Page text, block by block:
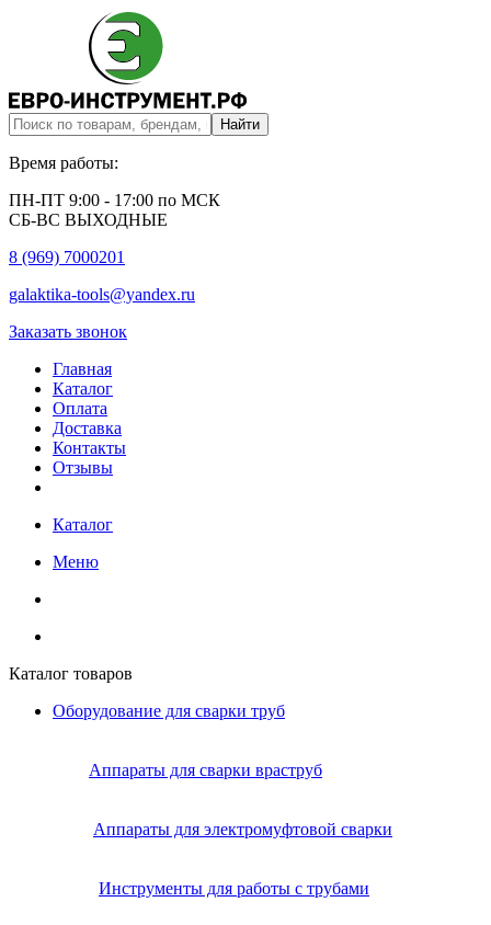
Время работы:
ПН-ПТ 9:00 - 17:00 по МСК
СБ-ВС ВЫХОДНЫЕ
8 (969) 7000201
galaktika-tools@yandex.ru
Заказать звонок
Главная
Каталог
Оплата
Доставка
Контакты
Отзывы
Каталог
Меню
Каталог товаров
Оборудование для сварки труб
Аппараты для сварки враструб
Аппараты для электромуфтовой сварки
Инструменты для работы с трубами